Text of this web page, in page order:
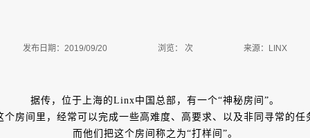
发布日期：2019/09/20 浏览： 次 来源：LINX
据传，位于上海的Linx中国总部，有一个“神秘房间”。
个房间里，经常可以完成一些高难度、高要求、以及非同寻常的任
而他们把这个房间称之为“打样间”。